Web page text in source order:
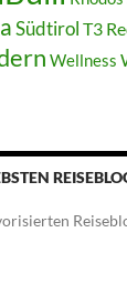
Südtirol T3
Wellness